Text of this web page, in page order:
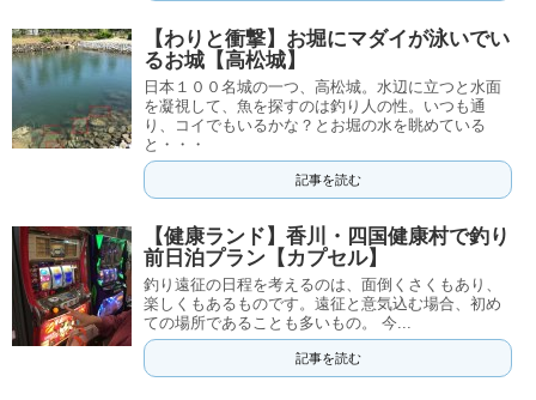
【わりと衝撃】お堀にマダイが泳いでい
るお城【高松城】
日本１００名城の一つ、高松城。水辺に立つと水面
を凝視して、魚を探すのは釣り人の性。いつも通
り、コイでもいるかな？とお堀の水を眺めている
と・・・
記事を読む
【健康ランド】香川・四国健康村で釣り
前日泊プラン【カプセル】
釣り遠征の日程を考えるのは、面倒くさくもあり、
楽しくもあるものです。遠征と意気込む場合、初め
ての場所であることも多いもの。 今...
記事を読む